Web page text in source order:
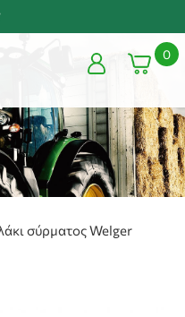
0
σύρματος Welger